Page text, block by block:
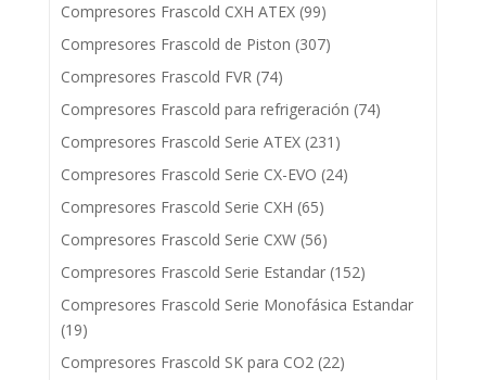
Compresores Frascold CXH ATEX (99)
Compresores Frascold de Piston (307)
Compresores Frascold FVR (74)
Compresores Frascold para refrigeración (74)
Compresores Frascold Serie ATEX (231)
Compresores Frascold Serie CX-EVO (24)
Compresores Frascold Serie CXH (65)
Compresores Frascold Serie CXW (56)
Compresores Frascold Serie Estandar (152)
Compresores Frascold Serie Monofásica Estandar
(19)
Compresores Frascold SK para CO2 (22)